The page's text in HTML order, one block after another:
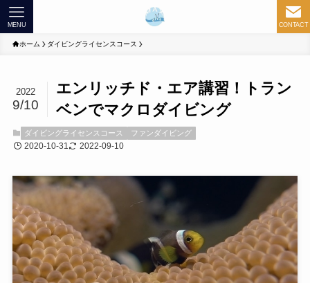
CONTACT
MENU
ホーム ダイビングライセンスコース
エンリッチド・エア講習！トラン
ベンでマクロダイビング
2022
9/10
ダイビングライセンスコース ファンダイビング
2020-10-31 2022-09-10